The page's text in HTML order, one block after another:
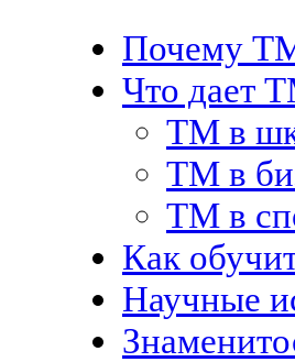
Почему
Что дает
ТМ в
ТМ в
ТМ в
Как
Научные